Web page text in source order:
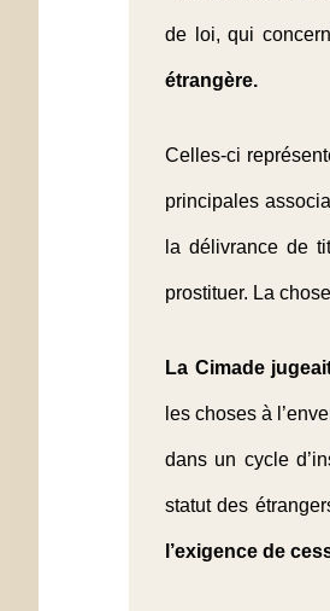
de loi, qui
étrangère.
Celles-ci
principales
la délivrance de
prostituer. La
La Cimade
les choses à
dans un cycle
statut des
l’exigence de